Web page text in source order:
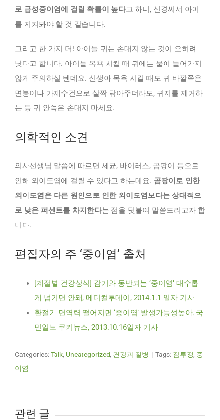
로 급성중이염에 걸릴 확률이 높다고 하니, 신경써서 아이
를 지켜봐야 할 것 같습니다.
그리고 한 가지 더! 아이들 귀는 손대지 않는 것이 오히려
낫다고 합니다. 아이들 목욕 시킬 때 귀에는 물이 들어가지
않게 주의하실 텐데요. 신생아 목욕 시킬 때도 귀 바깥쪽은
면봉이나 가제수건으로 살짝 닦아주더라도, 귀지를 제거하
는 등 귀 안쪽은 손대지 마세요.
의학적인 소견
의사선생님 말씀에 따르면 세균, 바이러스, 곰팡이 등으로
인해 외이도염에 걸릴 수 있다고 하는데요. 곰팡이로 인한
외이도염은 다른 원인으로 인한 외이도염보다는 상대적으
로 낮은 퍼센트를 차지한다는 점을 덧붙여 말씀드리고자 합
니다.
편집자의 주 ‘중이염’ 출처
[계절별 건강상식] 감기와 동반되는 ‘중이염’ 대수롭
게 넘기면 안돼, 메디컬투데이, 2014.1.1 일자 기사
환절기 면역력 떨어지면 ‘중이염’ 발생가능성높아, 국
민일보 쿠키뉴스, 2013.10.16일자 기사
Categories:Talk, Uncategorized, 건강과 질병 | Tags: 잠투정, 중
이염
관련 글